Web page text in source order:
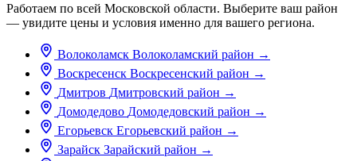
Работаем по всей Московской области. Выберите ваш район
— увидите цены и условия именно для вашего региона.
Волоколамск Волоколамский район →
Воскресенск Воскресенский район →
Дмитров Дмитровский район →
Домодедово Домодедовский район →
Егорьевск Егорьевский район →
Зарайск Зарайский район →